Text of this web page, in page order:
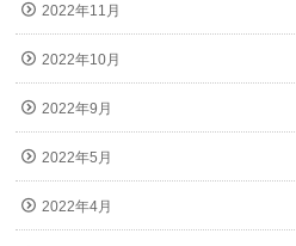
2022年11月
2022年10月
2022年9月
2022年5月
2022年4月